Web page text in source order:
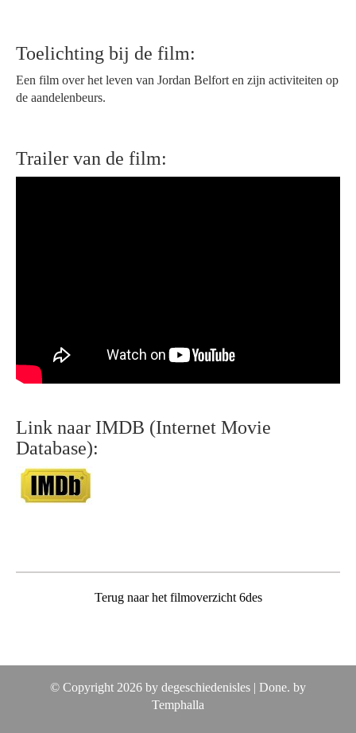
Toelichting bij de film:
Een film over het leven van Jordan Belfort en zijn activiteiten op
de aandelenbeurs.
Trailer van de film:
Link naar IMDB (Internet Movie
Database):
Terug naar het filmoverzicht 6des
© Copyright 2026 by degeschiedenisles | Done. by
Temphalla